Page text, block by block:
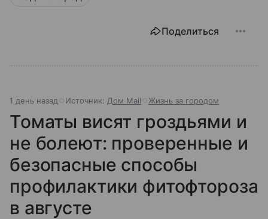
Поделиться
1 день назад Источник: Дом Mail Жизнь за городом
Томаты висят гроздьями и
не болеют: проверенные и
безопасные способы
профилактики фитофтороза
в августе